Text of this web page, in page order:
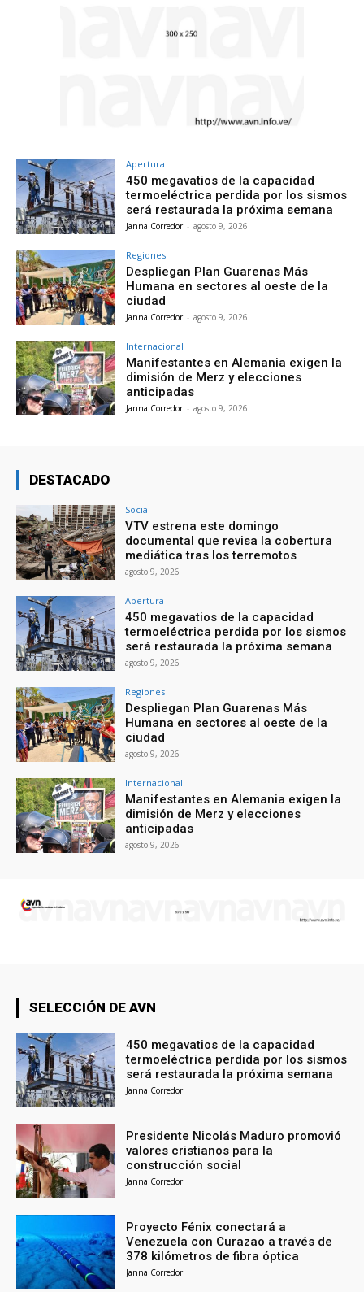
Apertura
450 megavatios de la capacidad
termoeléctrica perdida por los sismos
será restaurada la próxima semana
Janna Corredor - agosto 9, 2026
Regiones
Despliegan Plan Guarenas Más
Humana en sectores al oeste de la
ciudad
Janna Corredor - agosto 9, 2026
Internacional
Manifestantes en Alemania exigen la
dimisión de Merz y elecciones
anticipadas
Janna Corredor - agosto 9, 2026
DESTACADO
Social
VTV estrena este domingo
documental que revisa la cobertura
mediática tras los terremotos
agosto 9, 2026
Apertura
450 megavatios de la capacidad
termoeléctrica perdida por los sismos
será restaurada la próxima semana
agosto 9, 2026
Regiones
Despliegan Plan Guarenas Más
Humana en sectores al oeste de la
ciudad
agosto 9, 2026
Internacional
Manifestantes en Alemania exigen la
dimisión de Merz y elecciones
anticipadas
agosto 9, 2026
SELECCIÓN DE AVN
450 megavatios de la capacidad
termoeléctrica perdida por los sismos
será restaurada la próxima semana
Janna Corredor
Presidente Nicolás Maduro promovió
valores cristianos para la
construcción social
Janna Corredor
Proyecto Fénix conectará a
Venezuela con Curazao a través de
378 kilómetros de fibra óptica
Janna Corredor